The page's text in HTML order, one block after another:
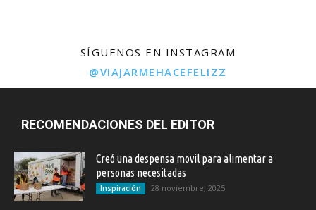
SÍGUENOS EN INSTAGRAM
@VIAJARMEHACEFELIZZ
RECOMENDACIONES DEL EDITOR
Creó una despensa movil para alimentar a
personas necesitadas
Inspiración 28 noviembre, 2025